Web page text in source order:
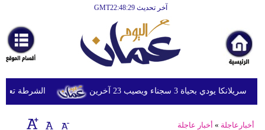
آخر تحديث GMT22:48:29
أخبارعاجلة
رياضة
ثقافة
إقتصاد
الشرطة تعتقل بحياة 3 سجناء ويصيب 23 آخرين
أخبارعاجلة » أخبار عاجلة